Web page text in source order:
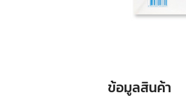
ข้อมูลสินค้า